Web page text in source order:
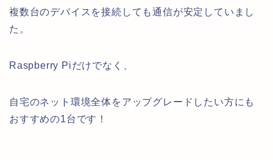
複数台のデバイスを接続しても通信が安定していまし
た。
Raspberry Piだけでなく、
自宅のネット環境全体をアップグレードしたい方にも
おすすめの1台です！